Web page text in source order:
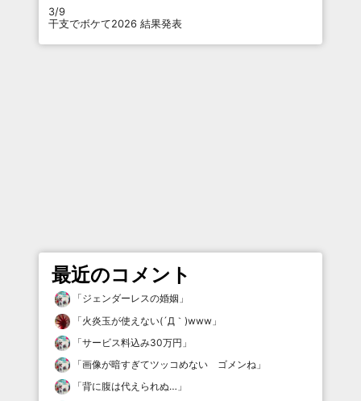
3/9
干支でボケて2026 結果発表
最近のコメント
「ジェンダーレスの婚姻 」
「火炎玉が使えない(´Д｀)www 」
「サービス料込み30万円 」
「画像が暗すぎてツッコめない ゴメンね 」
「背に腹は代えられぬ… 」